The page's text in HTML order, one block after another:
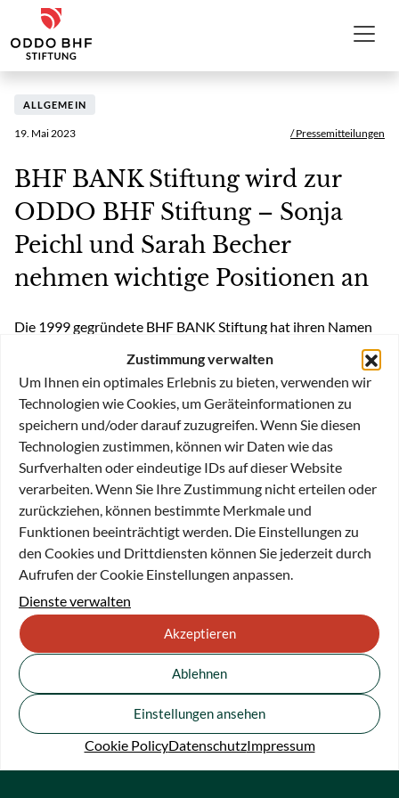
Zustimmung verwalten
Um Ihnen ein optimales Erlebnis zu bieten, verwenden wir
Technologien wie Cookies, um Geräteinformationen zu
speichern und/oder darauf zuzugreifen. Wenn Sie diesen
Technologien zustimmen, können wir Daten wie das
Surfverhalten oder eindeutige IDs auf dieser Website
verarbeiten. Wenn Sie Ihre Zustimmung nicht erteilen oder
zurückziehen, können bestimmte Merkmale und
Funktionen beeinträchtigt werden. Die Einstellungen zu
den Cookies und Drittdiensten können Sie jederzeit durch
Aufrufen der Cookie Einstellungen anpassen.
Dienste verwalten
Akzeptieren
Ablehnen
Einstellungen ansehen
Cookie PolicyDatenschutzImpressum
Zum Inhalt
ODDO BHF Stiftung
ALLGEMEIN
19. Mai 2023 / Pressemitteilungen
BHF BANK Stiftung wird zur
ODDO BHF Stiftung – Sonja
Peichl und Sarah Becher
nehmen wichtige Positionen an
Die 1999 gegründete BHF BANK Stiftung hat ihren Namen
bisherige Stiftungszweck um das Ziel erweitert „Europa
deutlicher in den Blick zu nehmen“. Die der ODDO BHF SE
nahestehende gemeinnützige Stiftung dient der Förderung
sozialer, kultureller und wissenschaftlicher Zwecke. Dazu
gehört die Unterstützung der Altenhilfe und Altenfürsorge,
der Kinder- und Jugendhilfe, von Kunst und Kultur sowie
von Wissenschaft und Forschung.
Sonja Peichl wurde mit Wirkung zum 1. Juli 2023 neue
Geschäftsführerin der ODDO BHF Stiftung. Zudem wurde
der Vorstand der ODDO BHF Stiftung mit Sarah Becher um
eine Person erweitert. Sarah Becher ist Global Head of
Marketing Private Wealth Management und Group Deputy
Chief Marketing Officer bei ODDO BHF.
Zur